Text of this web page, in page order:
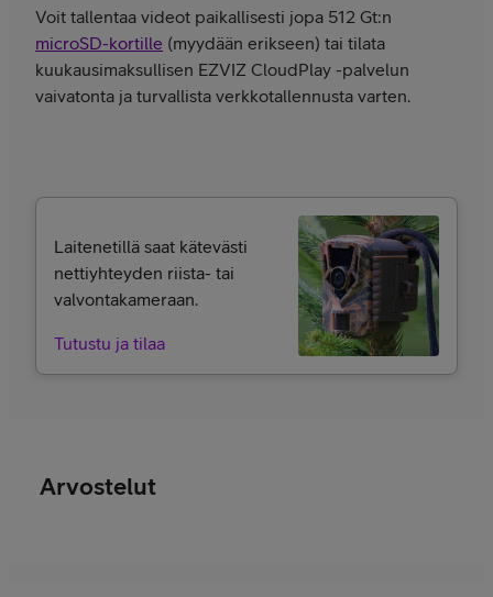
Voit tallentaa videot paikallisesti jopa 512 Gt:n
microSD-kortille (myydään erikseen) tai tilata
kuukausimaksullisen EZVIZ CloudPlay -palvelun
vaivatonta ja turvallista verkkotallennusta varten.
Laitenetillä saat kätevästi
nettiyhteyden riista- tai
valvontakameraan.
Tutustu ja tilaa
Arvostelut